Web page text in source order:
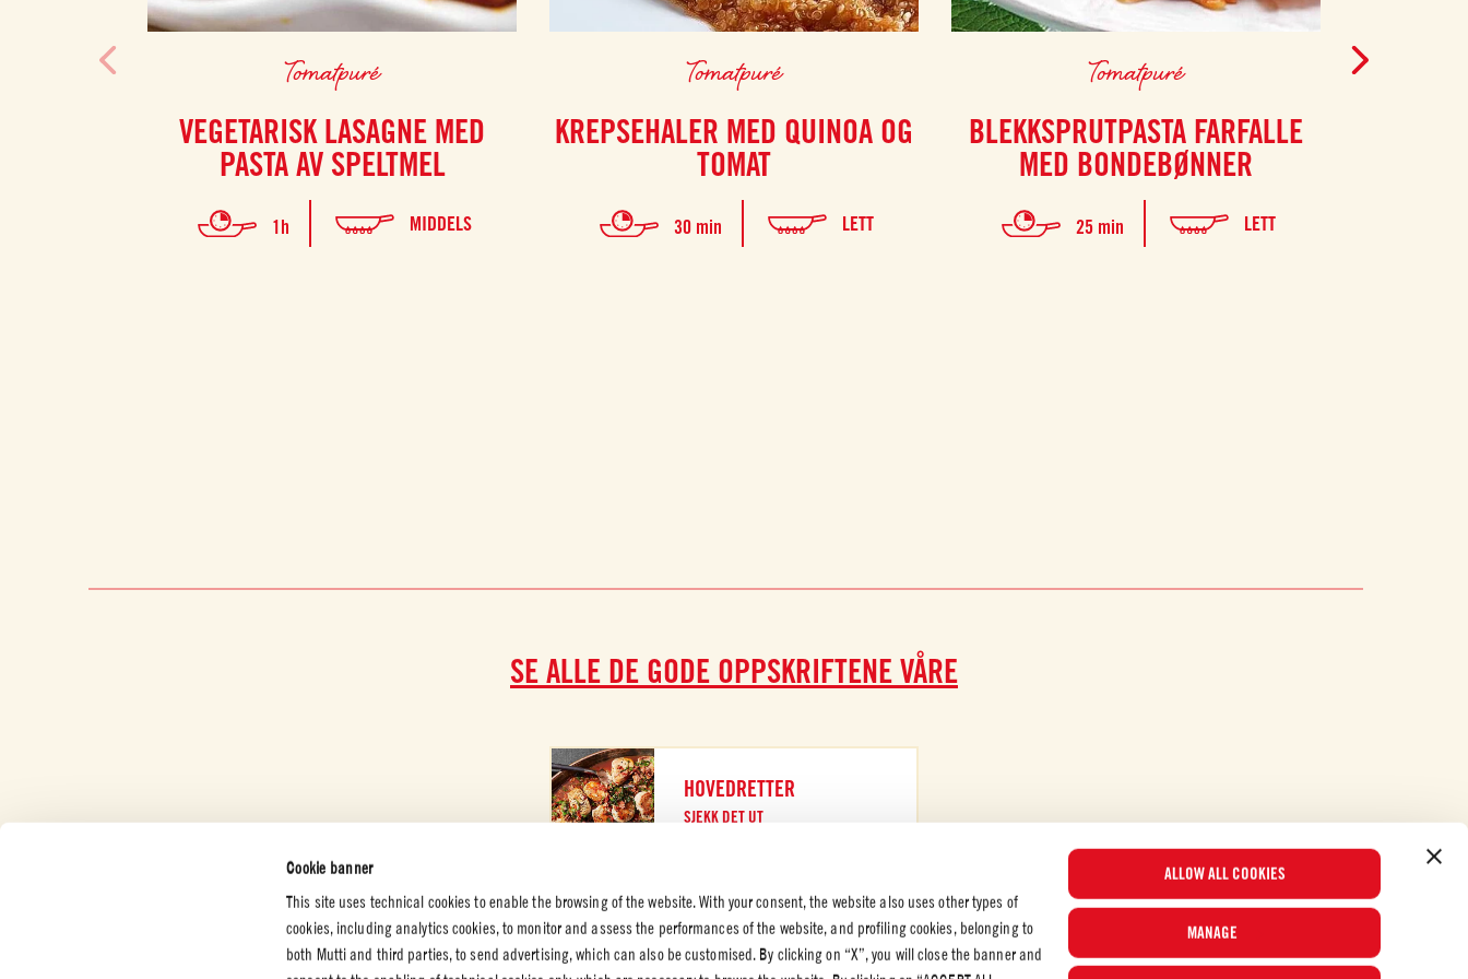
Cookie banner
This site uses technical cookies to enable the browsing of the website. With your consent, the website also uses other types of
cookies, including analytics cookies, to monitor and assess the performances of the website, and profiling cookies, belonging to
both Mutti and third parties, to send advertising, which can also be customised. By clicking on “X”, you will close the banner and
ALLOW ALL COOKIES
MANAGE
Tomatpuré
VEGETARISK LASAGNE MED
PASTA AV SPELTMEL
1h MIDDELS
Tomatpuré
KREPSEHALER MED QUINOA OG
TOMAT
30 min LETT
Tomatpuré
BLEKKSPRUTPASTA FARFALLE
MED BONDEBØNNER
25 min LETT
SE ALLE DE GODE OPPSKRIFTENE VÅRE
HOVEDRETTER
SJEKK DET UT
BEDRIFT JURIDISK OG